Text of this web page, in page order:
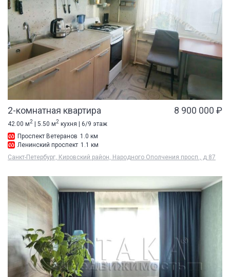
2-комнатная квартира 8 900 000 ₽
42.00 м2 | 5.50 м2 кухня | 6/9 этаж
Проспект Ветеранов 1.0 км
Ленинский проспект 1.1 км
Санкт-Петербург, Кировский район, Народного Ополчения просп., д 87